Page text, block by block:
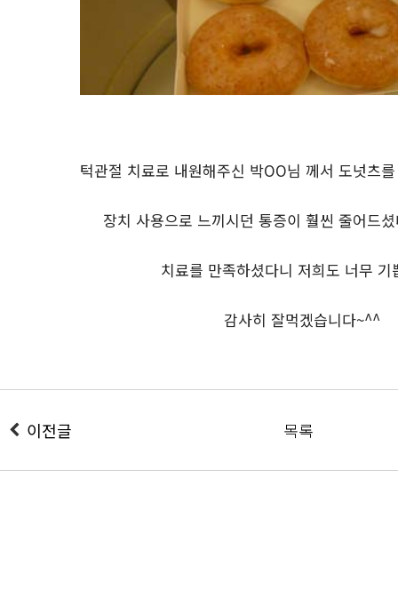
턱관절 치료로 내원해주신 박OO님 께서 도넛츠
장치 사용으로 느끼시던 통증이 훨씬 줄어드
치료를 만족하셨다니 저희도 너무 기
감사히 잘먹겠습니다~^^
이전글 목록